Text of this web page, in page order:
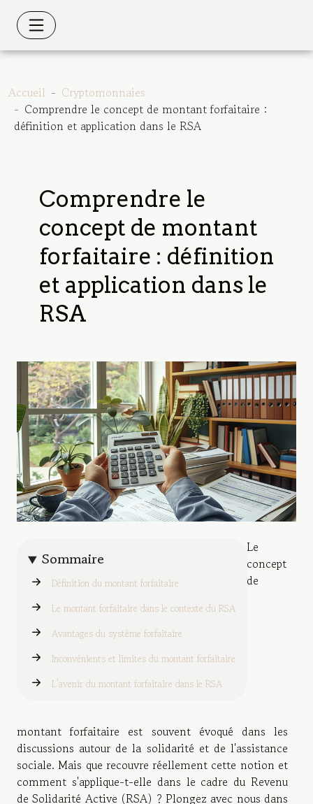
Accueil
Cryptomonnaies
Comprendre le concept de montant forfaitaire :
définition et application dans le RSA
Comprendre le
concept de montant
forfaitaire : définition
et application dans le
RSA
Sommaire
Définition du montant forfaitaire
Le montant forfaitaire dans le contexte du RSA
Avantages du système forfaitaire
Inconvénients et limites du montant forfaitaire
L'avenir du montant forfaitaire dans le RSA
Le
concept
de
montant forfaitaire est souvent évoqué dans les
discussions autour de la solidarité et de l'assistance
sociale. Mais que recouvre réellement cette notion et
comment s'applique-t-elle dans le cadre du Revenu
de Solidarité Active (RSA) ? Plongez avec nous dans